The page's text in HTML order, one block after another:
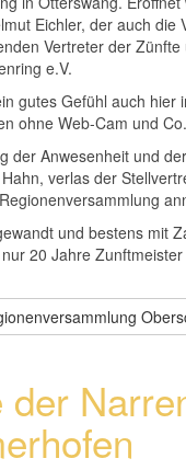
Eichler, der auch
Vertreter der
e.V.
gutes Gefühl auch
ohne Web-Cam und Co.
der Anwesenheit und
verlas der
und bestens mit
20 Jahre
der